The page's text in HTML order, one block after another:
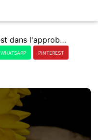
L'Ã©rotisme est dans l'approbation de la vie jusque dans la mort.
WHATSAPP PINTEREST